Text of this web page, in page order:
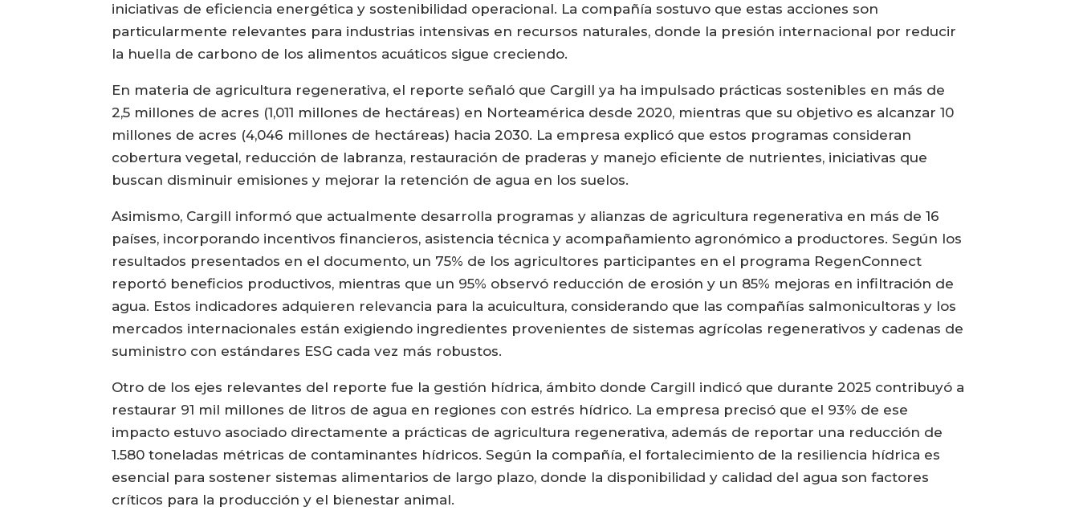
iniciativas de eficiencia energética y sostenibilidad operacional. La compañía sostuvo que estas acciones son
particularmente relevantes para industrias intensivas en recursos naturales, donde la presión internacional por reducir
la huella de carbono de los alimentos acuáticos sigue creciendo.
En materia de agricultura regenerativa, el reporte señaló que Cargill ya ha impulsado prácticas sostenibles en más de
2,5 millones de acres (1,011 millones de hectáreas) en Norteamérica desde 2020, mientras que su objetivo es alcanzar 10
millones de acres (4,046 millones de hectáreas) hacia 2030. La empresa explicó que estos programas consideran
cobertura vegetal, reducción de labranza, restauración de praderas y manejo eficiente de nutrientes, iniciativas que
buscan disminuir emisiones y mejorar la retención de agua en los suelos.
Asimismo, Cargill informó que actualmente desarrolla programas y alianzas de agricultura regenerativa en más de 16
países, incorporando incentivos financieros, asistencia técnica y acompañamiento agronómico a productores. Según los
resultados presentados en el documento, un 75% de los agricultores participantes en el programa RegenConnect
reportó beneficios productivos, mientras que un 95% observó reducción de erosión y un 85% mejoras en infiltración de
agua. Estos indicadores adquieren relevancia para la acuicultura, considerando que las compañías salmonicultoras y los
mercados internacionales están exigiendo ingredientes provenientes de sistemas agrícolas regenerativos y cadenas de
suministro con estándares ESG cada vez más robustos.
Otro de los ejes relevantes del reporte fue la gestión hídrica, ámbito donde Cargill indicó que durante 2025 contribuyó a
restaurar 91 mil millones de litros de agua en regiones con estrés hídrico. La empresa precisó que el 93% de ese
impacto estuvo asociado directamente a prácticas de agricultura regenerativa, además de reportar una reducción de
1.580 toneladas métricas de contaminantes hídricos. Según la compañía, el fortalecimiento de la resiliencia hídrica es
esencial para sostener sistemas alimentarios de largo plazo, donde la disponibilidad y calidad del agua son factores
críticos para la producción y el bienestar animal.